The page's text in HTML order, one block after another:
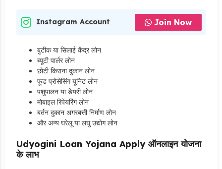
Instagram Account Join Now
बुटीक या सिलाई केंद्र लोन
ब्यूटी पार्लर लोन
छोटी किराना दुकान लोन
फूड प्रोसेसिंग यूनिट लोन
पशुपालन या डेयरी लोन
मोबाइल रिपेयरिंग लोन
बर्तन दुकान अगरबत्ती निर्माण लोन
और अन्य घरेलू या लघु उद्योग लोन
Udyogini Loan Yojana Apply ऑनलाइन योजना
के लाभ